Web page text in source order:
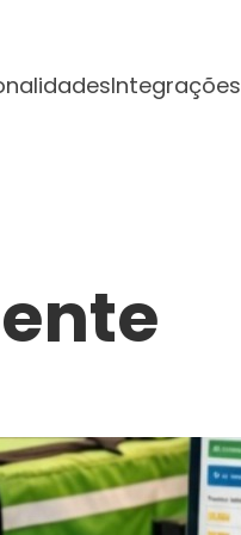
Integrações